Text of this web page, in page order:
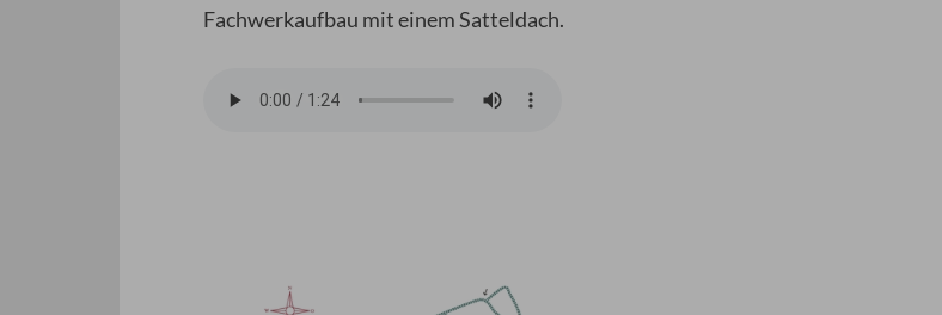
Fachwerkaufbau mit einem Satteldach.